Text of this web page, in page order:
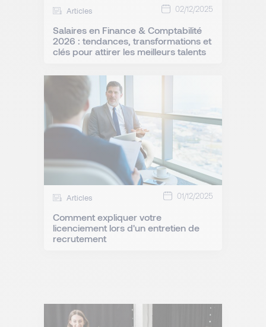
Articles 02/12/2025
Salaires en Finance & Comptabilité
2026 : tendances, transformations et
clés pour attirer les meilleurs talents
Articles 01/12/2025
Comment expliquer votre
licenciement lors d'un entretien de
recrutement